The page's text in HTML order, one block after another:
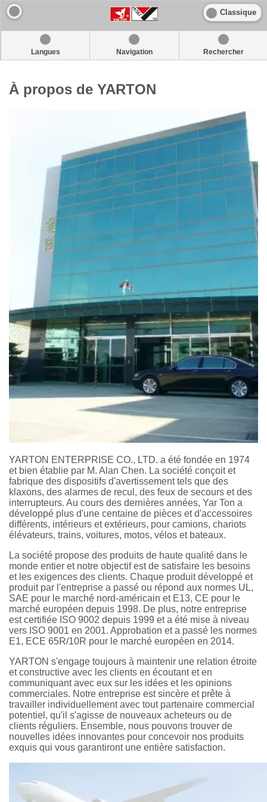
Classique
Langues Navigation Rechercher
À propos de YARTON
YARTON ENTERPRISE CO., LTD. a été fondée en 1974
et bien établie par M. Alan Chen. La société conçoit et
fabrique des dispositifs d'avertissement tels que des
klaxons, des alarmes de recul, des feux de secours et des
interrupteurs. Au cours des dernières années, Yar Ton a
développé plus d'une centaine de pièces et d'accessoires
différents, intérieurs et extérieurs, pour camions, chariots
élévateurs, trains, voitures, motos, vélos et bateaux.
La société propose des produits de haute qualité dans le
monde entier et notre objectif est de satisfaire les besoins
et les exigences des clients. Chaque produit développé et
produit par l'entreprise a passé ou répond aux normes UL,
SAE pour le marché nord-américain et E13, CE pour le
marché européen depuis 1998. De plus, notre entreprise
est certifiée ISO 9002 depuis 1999 et a été mise à niveau
vers ISO 9001 en 2001. Approbation et a passé les normes
E1, ECE 65R/10R pour le marché européen en 2014.
YARTON s'engage toujours à maintenir une relation étroite
et constructive avec les clients en écoutant et en
communiquant avec eux sur les idées et les opinions
commerciales. Notre entreprise est sincère et prête à
travailler individuellement avec tout partenaire commercial
potentiel, qu'il s'agisse de nouveaux acheteurs ou de
clients réguliers. Ensemble, nous pouvons trouver de
nouvelles idées innovantes pour concevoir nos produits
exquis qui vous garantiront une entière satisfaction.